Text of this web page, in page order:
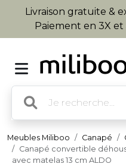
Livraison gratuite &
Paiement en 3X et
Meubles Miliboo Canapé
Canapé convertible
avec matelas 13 cm ALDO